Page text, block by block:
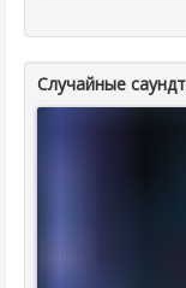
Случайные